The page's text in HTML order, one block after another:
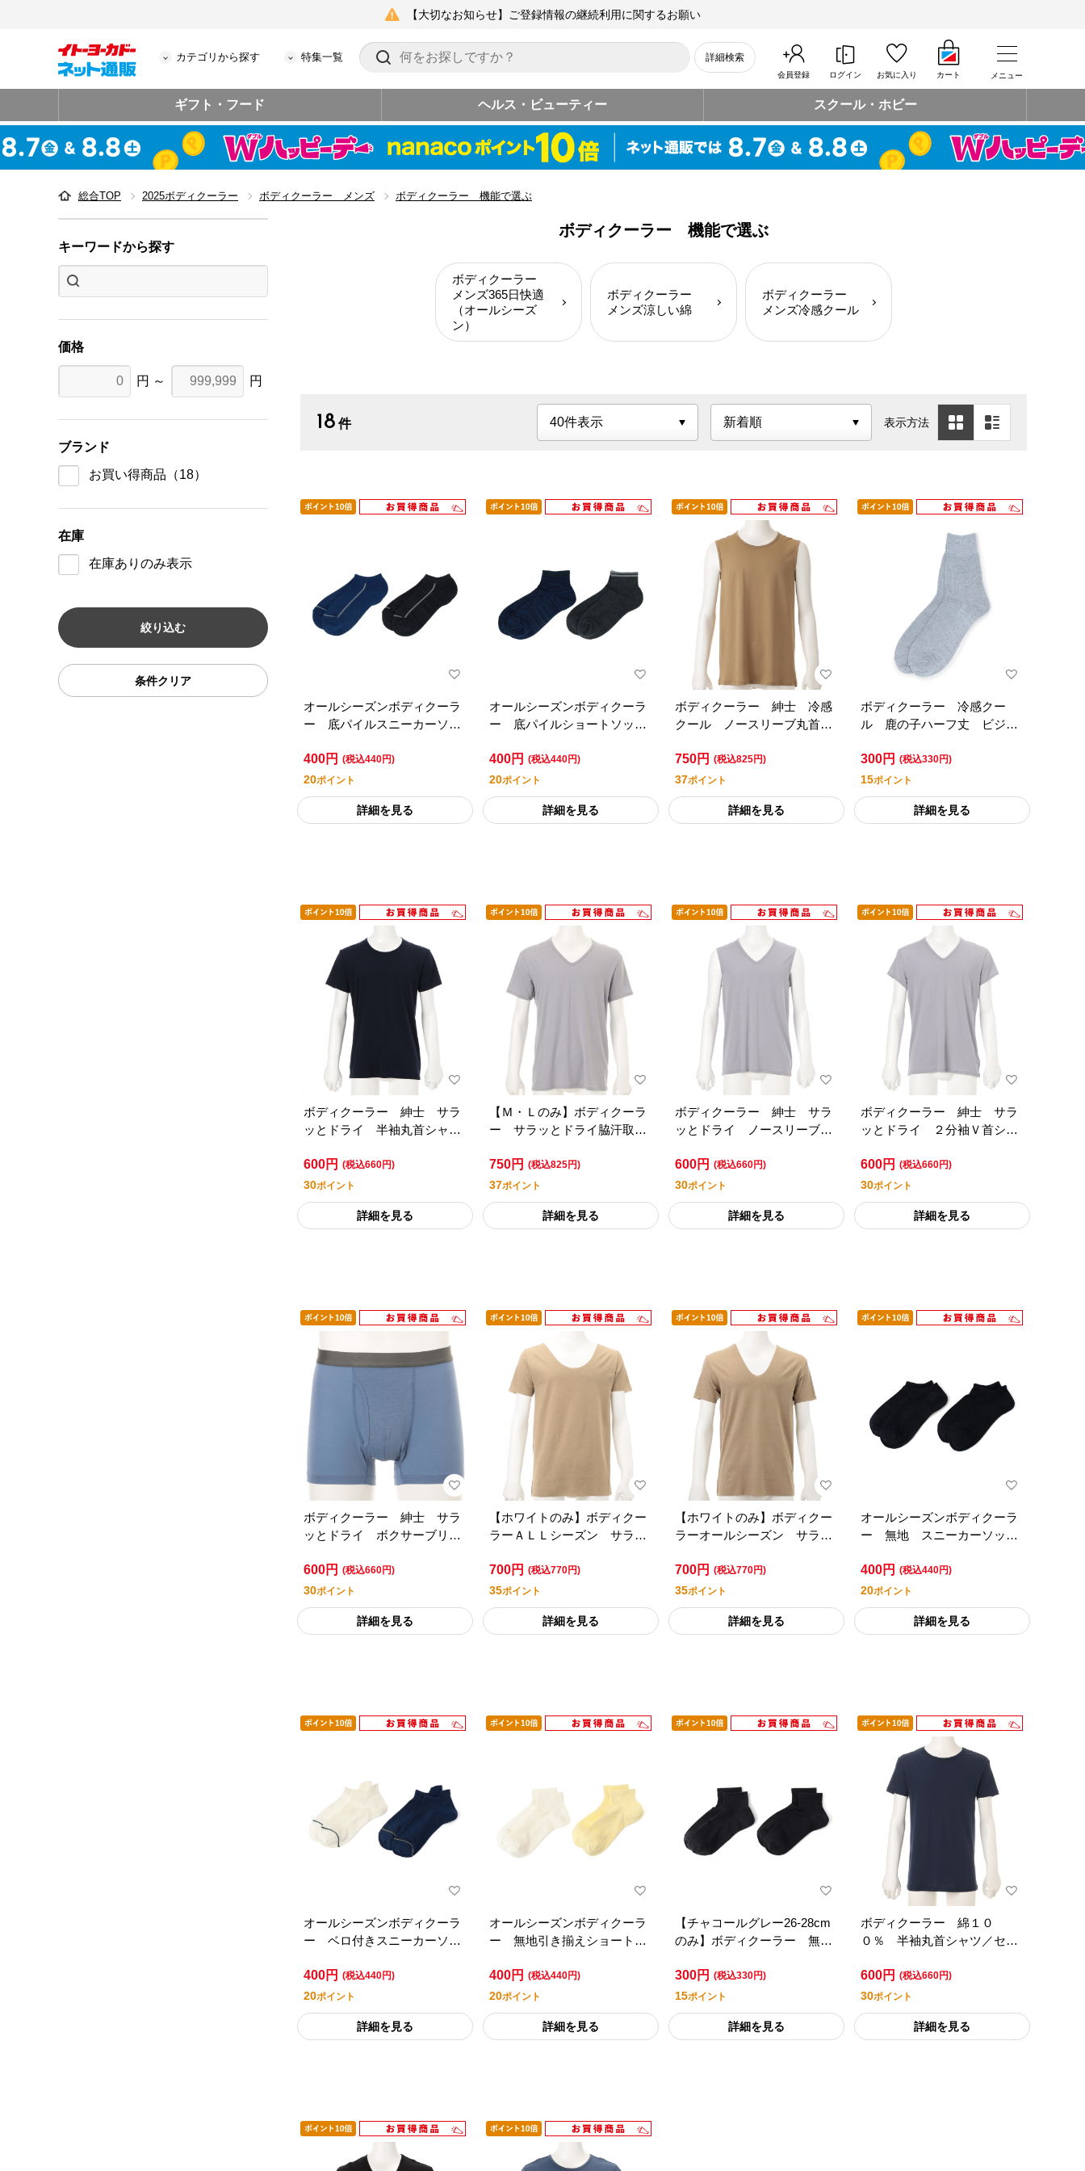
【大切なお知らせ】ご登録情報の継続利用に関するお願い
カテゴリから探す 特集一覧 詳細検索
会員登録 ログイン お気に入り カート メニュー
ギフト・フード ヘルス・ビューティー スクール・ホビー
総合TOP 2025ボディクーラー ボディクーラー メンズ ボディクーラー 機能で選ぶ
キーワードから探す
価格
円 ～ 円
ブランド
お買い得商品 （18）
在庫
在庫ありのみ表示
条件クリア
ボディクーラー 機能で選ぶ
ボディクーラー
メンズ365日快適
（オールシーズ
ン）
ボディクーラー
メンズ涼しい綿
ボディクーラー
メンズ冷感クール
18 件 表示方法
オールシーズンボディクーラ
ー 底パイルスニーカーソッ
アムライフスタイル
400円 (税込440円)
20ポイント
詳細を見る
オールシーズンボディクーラ
ー 底パイルショートソック
ムライフスタイル
400円 (税込440円)
20ポイント
詳細を見る
ボディクーラー 紳士 冷感
クール ノースリーブ丸首シ
フスタイル
750円 (税込825円)
37ポイント
詳細を見る
ボディクーラー 冷感クー
ル 鹿の子ハーフ丈 ビジネ
ムライフスタイル
300円 (税込330円)
15ポイント
詳細を見る
ボディクーラー 紳士 サラ
ッとドライ 半袖丸首シャツ
タイル
600円 (税込660円)
30ポイント
詳細を見る
【Ｍ・Ｌのみ】ボディクーラ
ー サラッとドライ脇汗取り
レミアムライフスタイル
750円 (税込825円)
37ポイント
詳細を見る
ボディクーラー 紳士 サラ
ッとドライ ノースリーブＶ
ライフスタイル
600円 (税込660円)
30ポイント
詳細を見る
ボディクーラー 紳士 サラ
ッとドライ ２分袖Ｖ首シャ
スタイル
600円 (税込660円)
30ポイント
詳細を見る
ボディクーラー 紳士 サラ
ッとドライ ボクサーブリー
スタイル
600円 (税込660円)
30ポイント
詳細を見る
【ホワイトのみ】ボディクー
ラーＡＬＬシーズン サラッ
首／セブンプレミアム
700円 (税込770円)
35ポイント
詳細を見る
【ホワイトのみ】ボディクー
ラーオールシーズン サラッ
首／セブンプレミアム
700円 (税込770円)
35ポイント
詳細を見る
オールシーズンボディクーラ
ー 無地 スニーカーソック
ムライフスタイル
400円 (税込440円)
20ポイント
詳細を見る
オールシーズンボディクーラ
ー ベロ付きスニーカーソッ
アムライフスタイル
400円 (税込440円)
20ポイント
詳細を見る
オールシーズンボディクーラ
ー 無地引き揃えショート丈
レミアムライフスタイル
400円 (税込440円)
20ポイント
詳細を見る
【チャコールグレー26-28cm
のみ】ボディクーラー 無
足組／セブンプレミアム
300円 (税込330円)
15ポイント
詳細を見る
ボディクーラー 綿１０
０％ 半袖丸首シャツ／セブ
600円 (税込660円)
30ポイント
詳細を見る